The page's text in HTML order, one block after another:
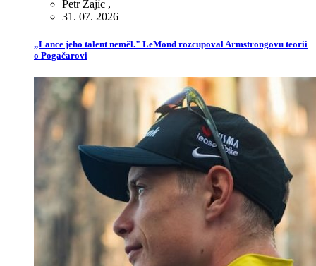
Petr Zajíc ,
31. 07. 2026
„Lance jeho talent neměl." LeMond rozcupoval Armstrongovu teorii
o Pogačarovi